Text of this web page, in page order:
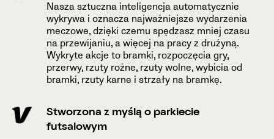
Nasza sztuczna inteligencja automatycznie
wykrywa i oznacza najważniejsze wydarzenia
meczowe, dzięki czemu spędzasz mniej czasu
na przewijaniu, a więcej na pracy z drużyną.
Wykryte akcje to bramki, rozpoczęcia gry,
przerwy, rzuty rożne, rzuty wolne, wybicia od
bramki, rzuty karne i strzały na bramkę.
Stworzona z myślą o parkiecie
futsalowym